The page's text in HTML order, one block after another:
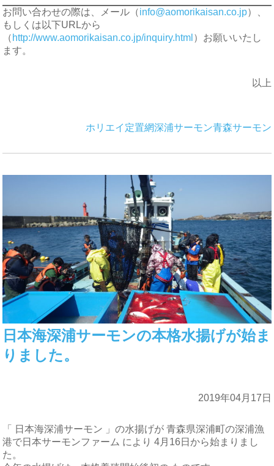
お問い合わせの際は、メール（info@aomorikaisan.co.jp）、
もしくは以下URLから
（ http://www.aomorikaisan.co.jp/inquiry.html ）お願いいたし
ます。
以上
ホリエイ 定置網深浦サーモン青森サーモン
日本海深浦サーモンの本格水揚げが始ま
りました。
2019年04月17日
「 日本海深浦サーモン 」の水揚げが 青森県深浦町の深浦漁
港で日本サーモンファーム により 4月16日から始まりまし
た。